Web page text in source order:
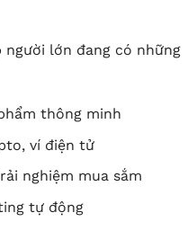
người lớn đang có những
thông minh
ví điện tử
nghiệm mua sắm
tự động